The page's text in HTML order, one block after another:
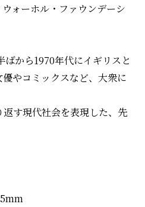
ォーホル・ファウンデーシ
ばから1970年代にイギリスと
やコミックスなど、大衆に
す現代社会を表現した、先